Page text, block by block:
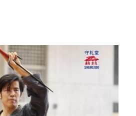
Channel
列) Best Selling Gi
Gi
Camp
2020 E-Tournament
暨組手挑戰賽2021 E-